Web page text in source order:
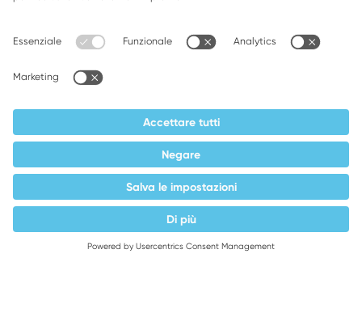
Supplier responsibility
Terms and conditions
Privacy policy
Imprint
Weller is a registered trademark of Apex